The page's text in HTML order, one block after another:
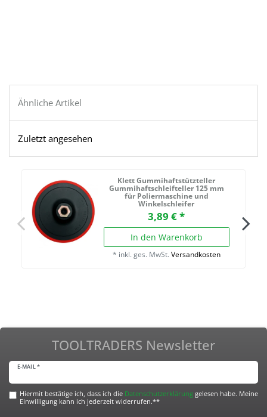
Ähnliche Artikel
Zuletzt angesehen
Klett Gummihaftstützteller
Gummihaftschleifteller 125 mm
für Poliermaschine und
Winkelschleifer
3,89 € *
In den Warenkorb
* inkl. ges. MwSt. Versandkosten
TOOLTRADERS Newsletter
E-MAIL *
Hiermit bestätige ich, dass ich die Daten­schutz­erklärunggelesen habe. Meine
Einwilligung kann ich jederzeit widerrufen.**